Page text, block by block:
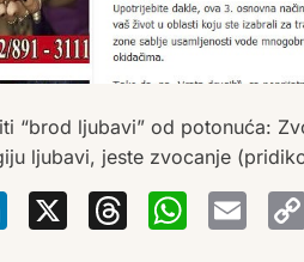
“brod ljubavi” od potonuća:
ljubavi, jeste zvocanje
LinkedIn
X